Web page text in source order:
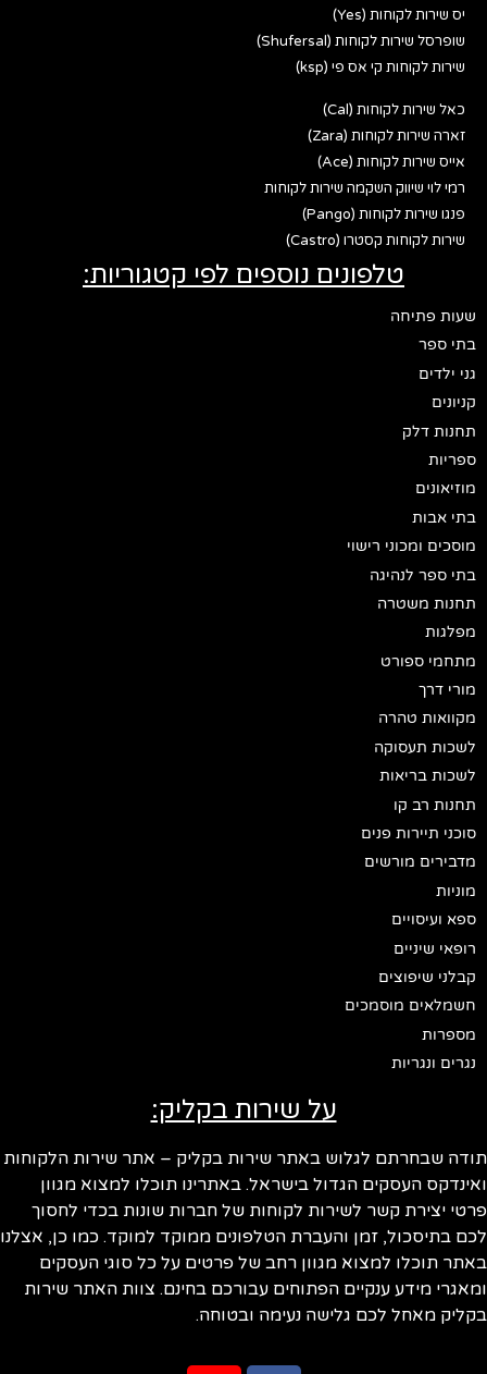
יס שירות לקוחות (Yes)
שופרסל שירות לקוחות (Shufersal)
שירות לקוחות קי אס פי (ksp)
כאל שירות לקוחות (Cal)
זארה שירות לקוחות (Zara)
אייס שירות לקוחות (Ace)
רמי לוי שיווק השקמה שירות לקוחות
פנגו שירות לקוחות (Pango)
שירות לקוחות קסטרו (Castro)
טלפונים נוספים לפי קטגוריות:
שעות פתיחה
בתי ספר
גני ילדים
קניונים
תחנות דלק
ספריות
מוזיאונים
בתי אבות
מוסכים ומכוני רישוי
בתי ספר לנהיגה
תחנות משטרה
מפלגות
מתחמי ספורט
מורי דרך
מקוואות טהרה
לשכות תעסוקה
לשכות בריאות
תחנות רב קו
סוכני תיירות פנים
מדבירים מורשים
מוניות
ספא ועיסויים
רופאי שיניים
קבלני שיפוצים
חשמלאים מוסמכים
מספרות
נגרים ונגריות
על שירות בקליק:
תודה שבחרתם לגלוש באתר שירות בקליק – אתר שירות הלקוחות
ואינדקס העסקים הגדול בישראל. באתרינו תוכלו למצוא מגוון
פרטי יצירת קשר לשירות לקוחות של חברות שונות בכדי לחסוך
לכם בתיסכול, זמן והעברת הטלפונים ממוקד למוקד. כמו כן, אצלנו
באתר תוכלו למצוא מגוון רחב של פרטים על כל סוגי העסקים
ומאגרי מידע ענקיים הפתוחים עבורכם בחינם. צוות האתר שירות
בקליק מאחל לכם גלישה נעימה ובטוחה.